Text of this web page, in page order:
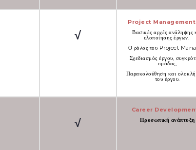
√
Project Management
Βασικές αρχές ανάληψης
υλοποίησης έργων.
Ο ρόλος του Project
Σχεδιασμός έργου,
ομάδας,
Παρακολούθηση και
του έργου.
√
Career
Προσωπική ανάπτυξη